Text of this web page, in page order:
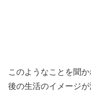
このようなことを聞
後の生活のイメージ